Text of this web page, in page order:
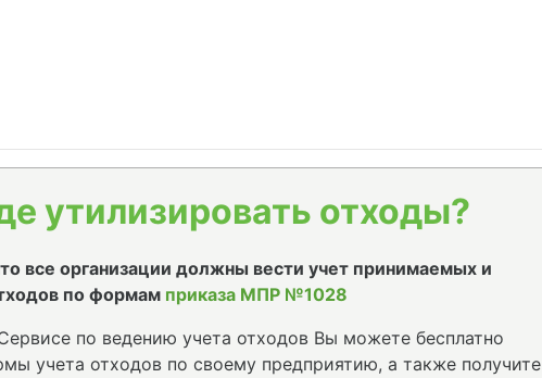
утилизировать отходы?
все организации должны вести учет принимаемых и
по формам приказа МПР №1028
по ведению учета отходов Вы можете бесплатно
учета отходов по своему предприятию, а также получите